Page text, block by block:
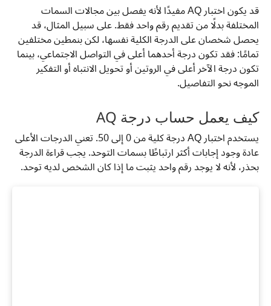
قد يكون اختبار AQ مفيدًا لأنه يفصل بين مجالات السمات
المختلفة بدلًا من تقديم رقم واحد فقط. على سبيل المثال، قد
يحصل شخصان على الدرجة الكلية نفسها، لكن بنمطين مختلفين
تمامًا: فقد تكون درجة أحدهما أعلى في التواصل الاجتماعي، بينما
تكون درجة الآخر أعلى في الروتين أو تحويل الانتباه أو التفكير
الموجه نحو التفاصيل.
كيف يعمل حساب درجة AQ
يستخدم اختبار AQ درجة كلية من 0 إلى 50. تعني الدرجات الأعلى
عادة وجود إجابات أكثر ارتباطًا بسمات التوحد. يجب قراءة الدرجة
بحذر، لأنه لا يوجد رقم واحد يثبت ما إذا كان الشخص لديه توحد.